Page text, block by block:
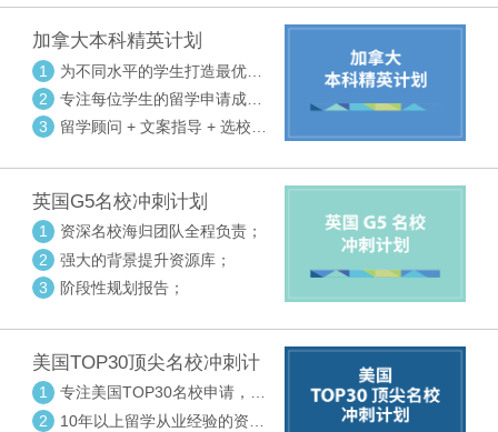
加拿大本科精英计划
1
为不同水平的学生打造最优选
校方案
2
专注每位学生的留学申请成功
率
3
留学顾问 + 文案指导 + 选校申
英国G5名校冲刺计划
1
资深名校海归团队全程负责；
2
强大的背景提升资源库；
3
阶段性规划报告；
美国TOP30顶尖名校冲刺计
划
1
专注美国TOP30名校申请，高
度个性化指导
2
10年以上留学从业经验的资深